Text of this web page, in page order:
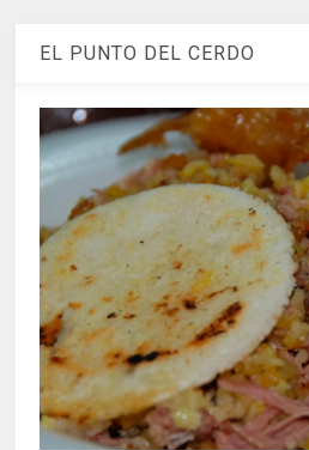
EL PUNTO DEL CERDO